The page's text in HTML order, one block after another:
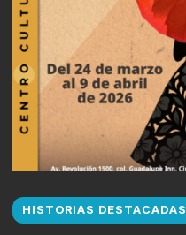
HISTORIAS DESTACADAS